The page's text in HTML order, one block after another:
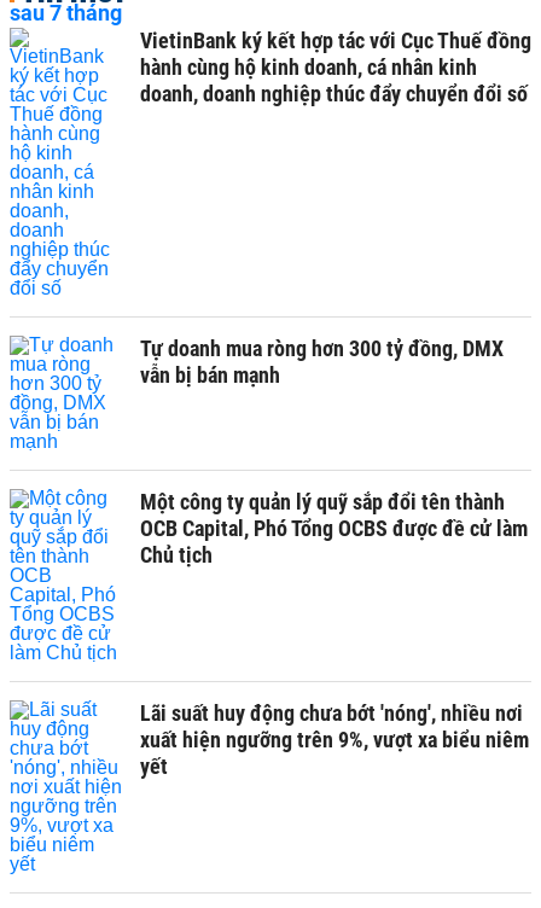
VietinBank ký kết hợp tác với Cục Thuế đồng
hành cùng hộ kinh doanh, cá nhân kinh
doanh, doanh nghiệp thúc đẩy chuyển đổi số
Tự doanh mua ròng hơn 300 tỷ đồng, DMX
vẫn bị bán mạnh
Một công ty quản lý quỹ sắp đổi tên thành
OCB Capital, Phó Tổng OCBS được đề cử làm
Chủ tịch
Lãi suất huy động chưa bớt 'nóng', nhiều nơi
xuất hiện ngưỡng trên 9%, vượt xa biểu niêm
yết